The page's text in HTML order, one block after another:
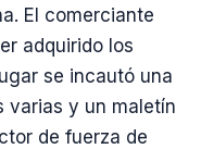
El comerciante
adquirido los
se incautó una
varias y un maletín
de fuerza de